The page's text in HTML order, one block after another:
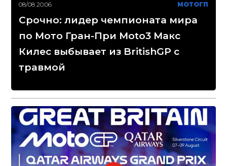
08/08 20:06 МОТОГП
Срочно: лидер чемпионата мира
по Мото Гран-При Moto3 Макс
Килес выбывает из BritishGP с
травмой